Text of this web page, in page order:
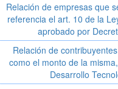
Relación de empresas que
referencia el art. 10 de la
aprobado por
Relación de
como el monto de la
Desarrollo